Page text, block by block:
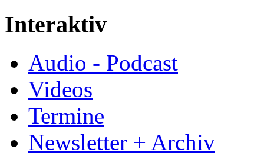
Interaktiv
Audio - Podcast
Videos
Termine
Newsletter + Archiv